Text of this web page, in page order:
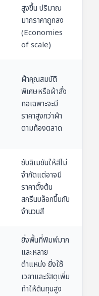
สูงขึ้น ปริมาณ
มากราคาถูกลง
(Economies
of scale)
ผ้าคุณสมบัติ
พิเศษหรือผ้าสั่ง
ทอเฉพาะจะมี
ราคาสูงกว่าผ้า
ตามท้องตลาด
ซับลิเมชันให้สีไม่
จำกัดแต่อาจมี
ราคาตั้งต้น
สกรีนบล็อกขึ้นกับ
จำนวนสี
ยิ่งพื้นที่พิมพ์มาก
และหลาย
ตำแหน่ง ยิ่งใช้
เวลาและวัสดุเพิ่ม
ทำให้ต้นทุนสูง